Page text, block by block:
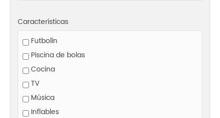
Características
Futbolín
Piscina de bolas
Cocina
TV
Música
Inflables